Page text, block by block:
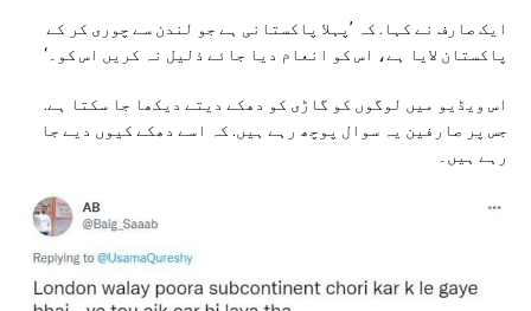
ایک صارف نے کہا. کہ ’پہلا پاکستانی ہے جو لندن سے چوری کر کے
پاکستان لایا ہے، اس کو انعام دیا جائے ذلیل نہ کریں اس کو۔‘
اس ویڈیو میں لوگوں کو گاڑی کو دھکے دیتے دیکھا جا سکتا ہے.
جس پر صارفین یہ سوال پوچھ رہے ہیں. کہ اسے دھکے کیوں دیے جا
رہے ہیں۔